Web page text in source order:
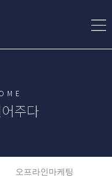
주다
오프라인마케팅